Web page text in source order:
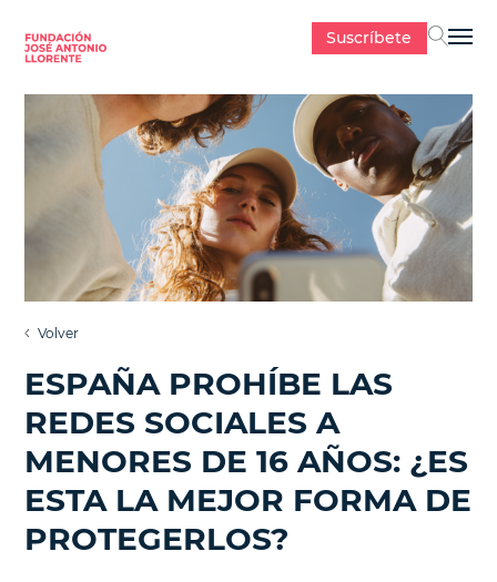
Suscríbete
Volver
ESPAÑA PROHÍBE LAS
REDES SOCIALES A
MENORES DE 16 AÑOS: ¿ES
ESTA LA MEJOR FORMA DE
PROTEGERLOS?